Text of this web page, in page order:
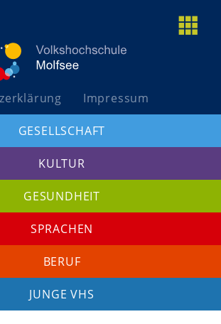
Impressum
GESELLSCHAFT
KULTUR
GESUNDHEIT
SPRACHEN
BERUF
JUNGE VHS